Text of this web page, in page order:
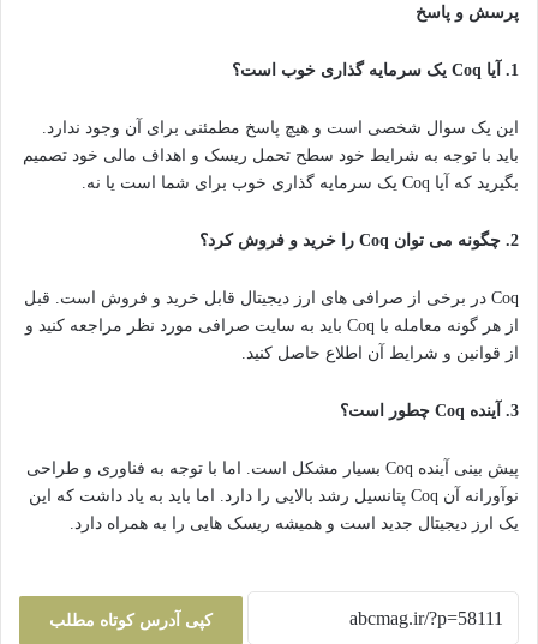
پرسش و پاسخ
1. آیا Coq یک سرمایه گذاری خوب است؟
این یک سوال شخصی است و هیچ پاسخ مطمئنی برای آن وجود ندارد.
باید با توجه به شرایط خود سطح تحمل ریسک و اهداف مالی خود تصمیم
بگیرید که آیا Coq یک سرمایه گذاری خوب برای شما است یا نه.
2. چگونه می توان Coq را خرید و فروش کرد؟
Coq در برخی از صرافی های ارز دیجیتال قابل خرید و فروش است. قبل
از هر گونه معامله با Coq باید به سایت صرافی مورد نظر مراجعه کنید و
از قوانین و شرایط آن اطلاع حاصل کنید.
3. آینده Coq چطور است؟
پیش بینی آینده Coq بسیار مشکل است. اما با توجه به فناوری و طراحی
نوآورانه آن Coq پتانسیل رشد بالایی را دارد. اما باید به یاد داشت که این
یک ارز دیجیتال جدید است و همیشه ریسک هایی را به همراه دارد.
کپی آدرس کوتاه مطلب